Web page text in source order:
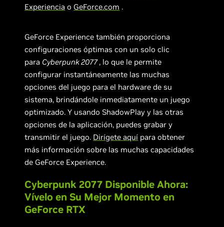
Experiencia o GeForce.com .
GeForce Experience también proporciona
configuraciones óptimas con un solo clic
para Cyberpunk 2077, lo que le permite
configurar instantáneamente las muchas
opciones del juego para el hardware de su
sistema, brindándole inmediatamente un juego
optimizado. Y usando ShadowPlay y las otras
opciones de la aplicación, puedes grabar y
transmitir el juego. Dirígete aquí para obtener
más información sobre las muchas capacidades
de GeForce Experience.
Cyberpunk 2077 Disponible Ahora:
Vívelo en Su Mejor Momento en
GeForce RTX